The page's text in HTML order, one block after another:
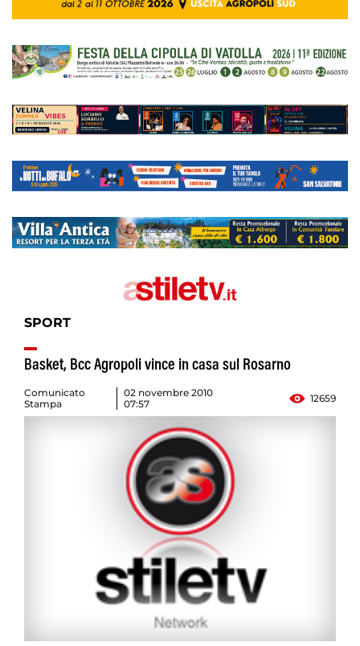
SPORT
Basket, Bcc Agropoli vince in casa sul Rosarno
Comunicato
Stampa
02 novembre 2010
07:57
12659